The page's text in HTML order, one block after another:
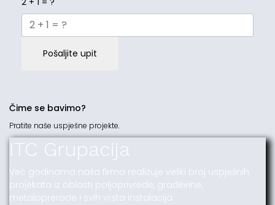
Pošaljite upit
Čime se bavimo?
Pratite naše uspješne projekte.
ITC Grupacija
Već godinama naša firma realizuje veliki broj uspješnih
projekata iz oblasti poljoprivrede, građevine,
metaloprerade i svih vrsta instalacija.